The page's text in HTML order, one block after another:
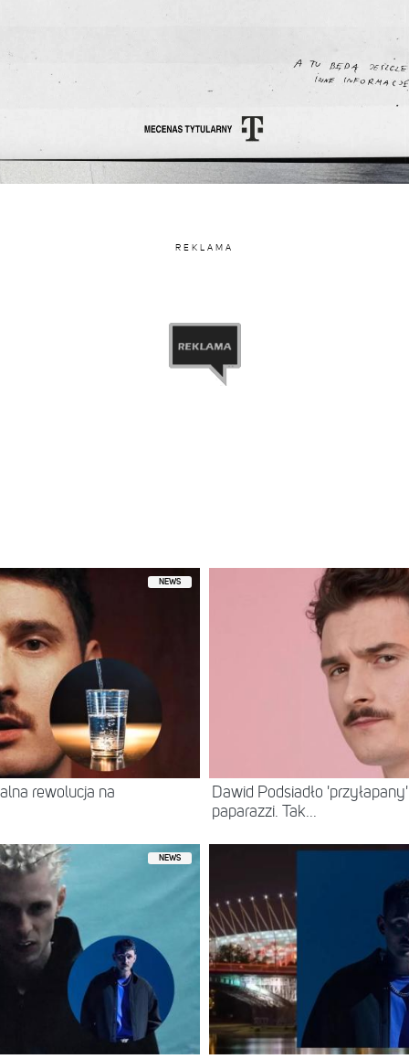
REKLAMA
NEWS
rewolucja na
Dawid Podsiadło
paparazzi. Tak...
NEWS